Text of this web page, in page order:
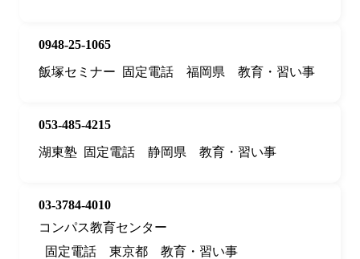
0948-25-1065
飯塚セミナー
固定電話 福岡県 教育・習い事
053-485-4215
湖東塾 固定電話 静岡県 教育・習い事
03-3784-4010
コンパス教育センター
固定電話
東京都 教育・習い事